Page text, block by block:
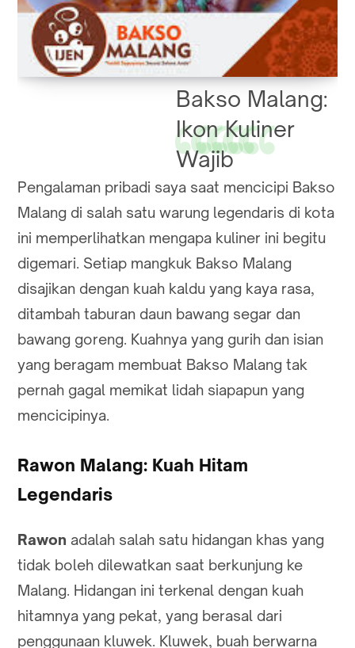
Bakso Malang:
Ikon Kuliner
Wajib
Pengalaman pribadi saya saat mencicipi Bakso
Malang di salah satu warung legendaris di kota
ini memperlihatkan mengapa kuliner ini begitu
digemari. Setiap mangkuk Bakso Malang
disajikan dengan kuah kaldu yang kaya rasa,
ditambah taburan daun bawang segar dan
bawang goreng. Kuahnya yang gurih dan isian
yang beragam membuat Bakso Malang tak
pernah gagal memikat lidah siapapun yang
mencicipinya.
Rawon Malang: Kuah Hitam
Legendaris
Rawon adalah salah satu hidangan khas yang
tidak boleh dilewatkan saat berkunjung ke
Malang. Hidangan ini terkenal dengan kuah
hitamnya yang pekat, yang berasal dari
penggunaan kluwek. Kluwek, buah berwarna